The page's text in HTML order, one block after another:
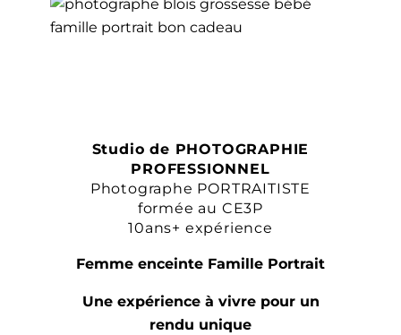
Studio de PHOTOGRAPHIE
PROFESSIONNEL
Photographe PORTRAITISTE
formée au CE3P
10ans+ expérience
Femme enceinte Famille Portrait
Une expérience à vivre pour un
rendu unique